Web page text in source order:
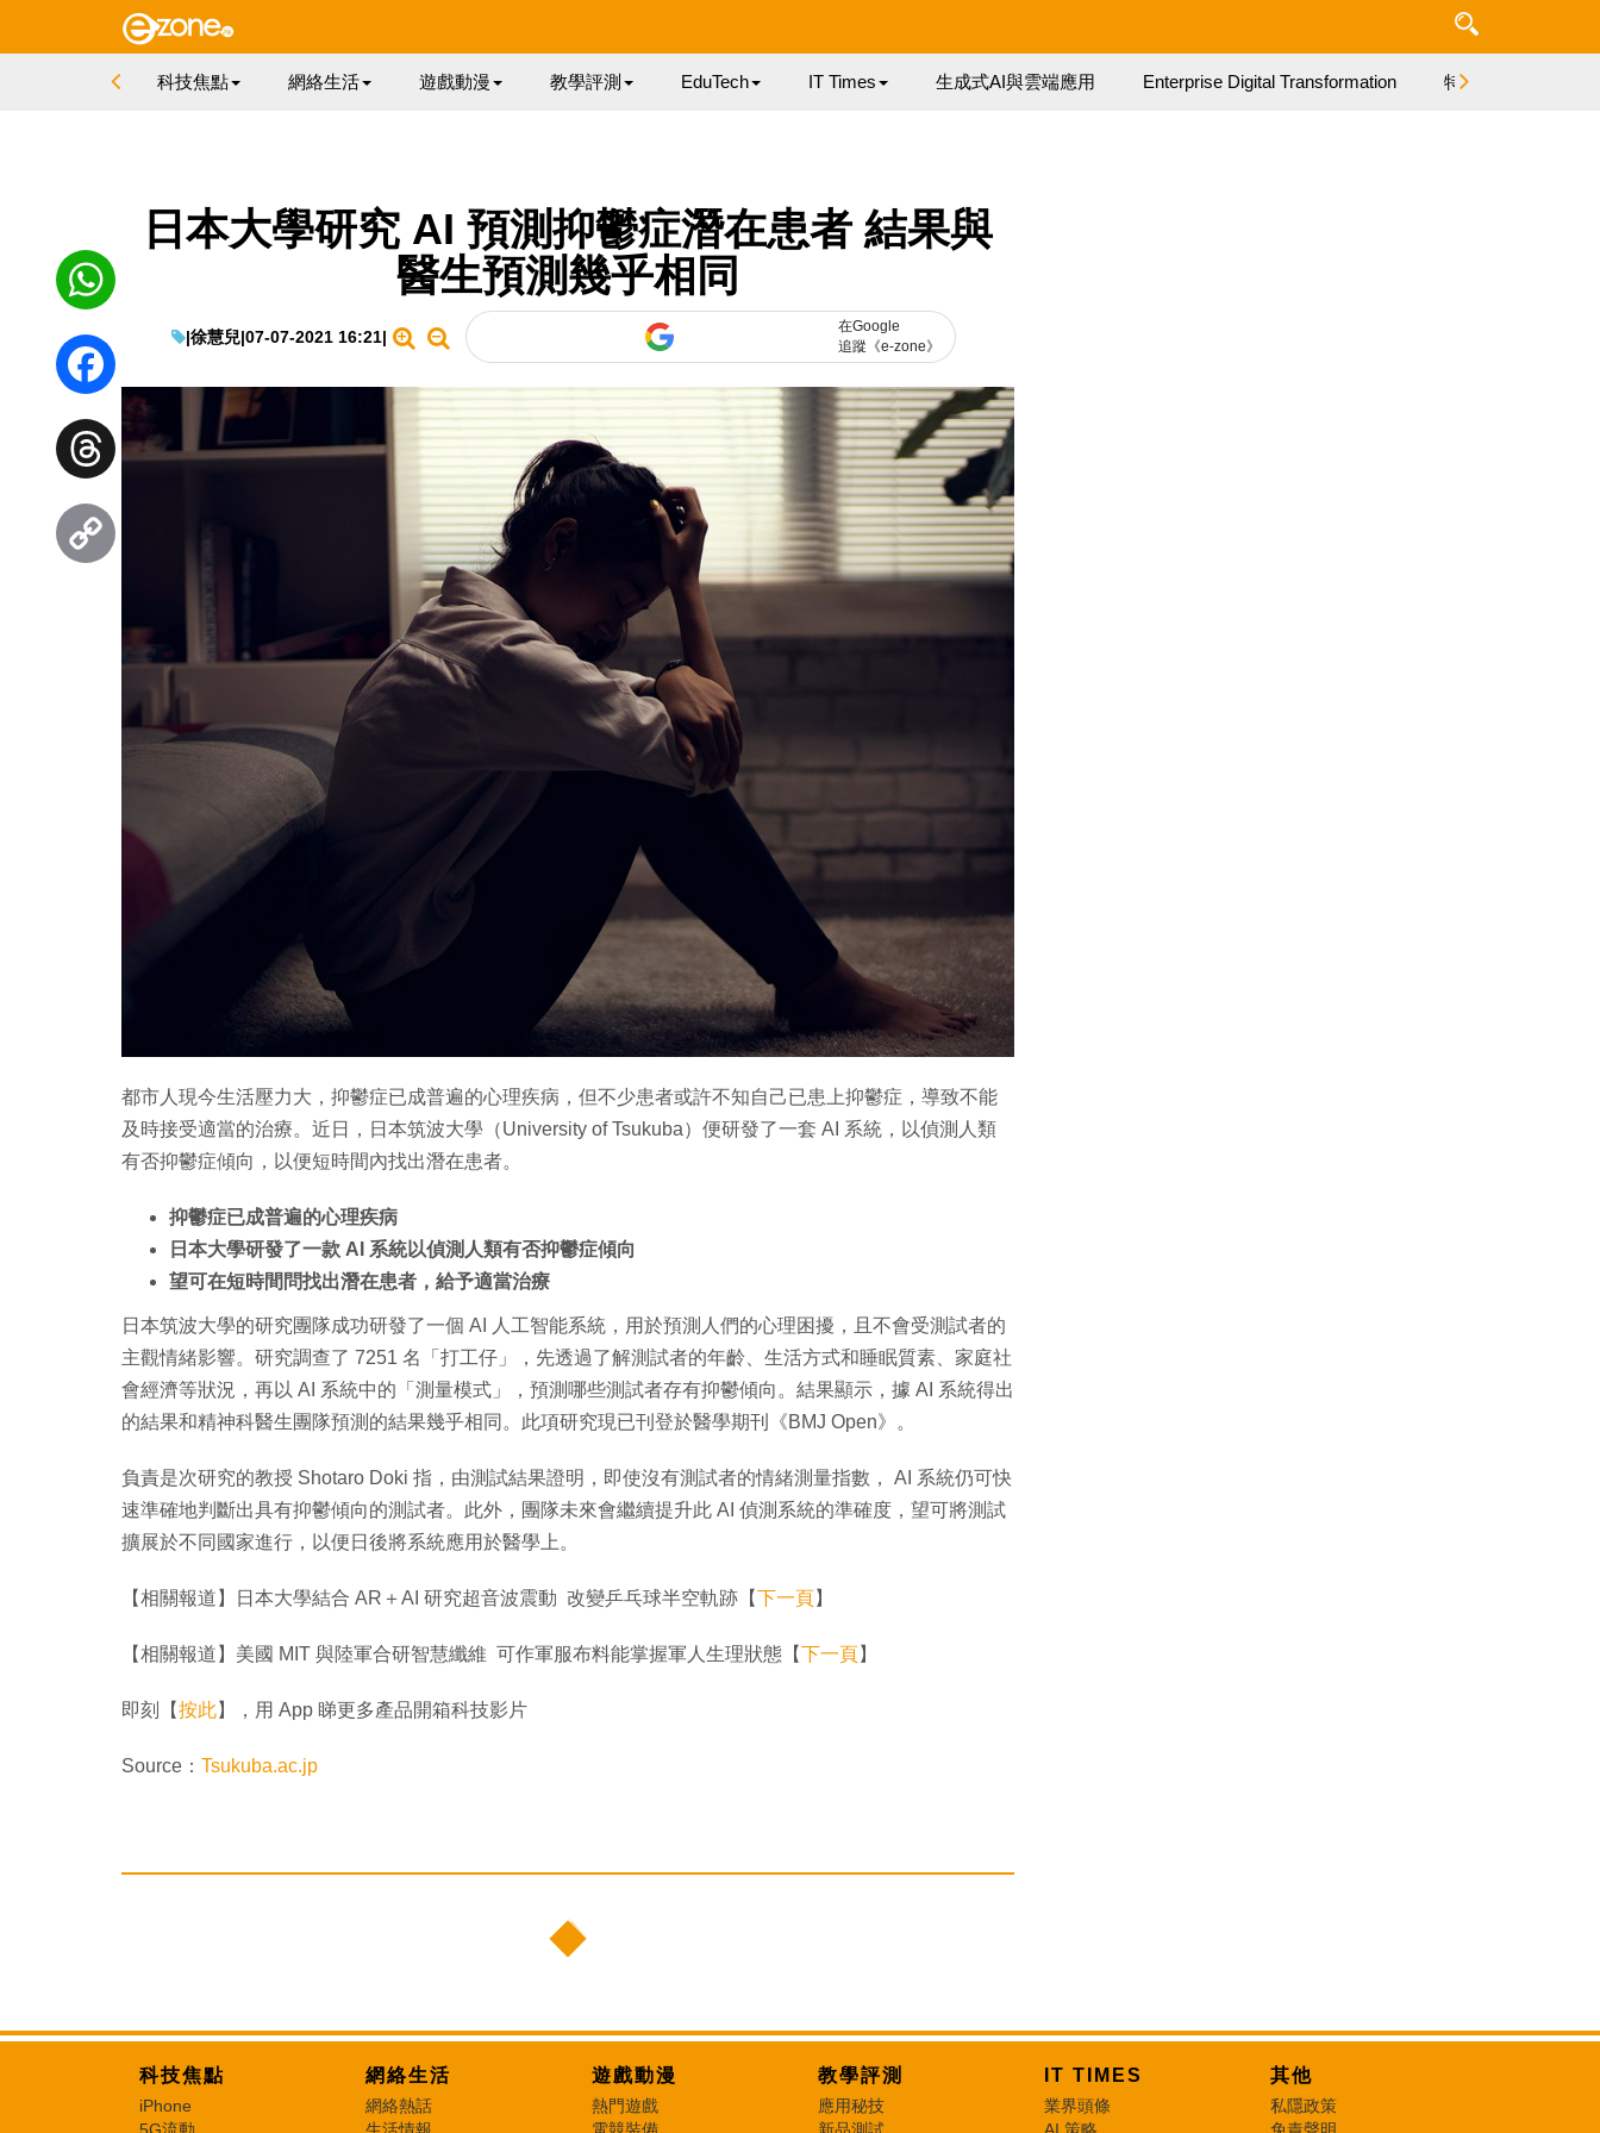
科技焦點 網絡生活 遊戲動漫 教學評測 EduTech IT Times 生成式AI與雲端應用 Enterprise Digital Transformation 特集
日本大學研究 AI 預測抑鬱症潛在患者 結果與
醫生預測幾乎相同
|徐慧兒|07-07-2021 16:21|
在Google
追蹤《e-zone》
都市人現今生活壓力大，抑鬱症已成普遍的心理疾病，但不少患者或許不知自己已患上抑鬱症，導致不能
及時接受適當的治療。近日，日本筑波大學（University of Tsukuba）便研發了一套 AI 系統，以偵測人類
有否抑鬱症傾向，以便短時間內找出潛在患者。
抑鬱症已成普遍的心理疾病
日本大學研發了一款 AI 系統以偵測人類有否抑鬱症傾向
望可在短時間問找出潛在患者，給予適當治療
日本筑波大學的研究團隊成功研發了一個 AI 人工智能系統，用於預測人們的心理困擾，且不會受測試者的
主觀情緒影響。研究調查了 7251 名「打工仔」，先透過了解測試者的年齡、生活方式和睡眠質素、家庭社
會經濟等狀況，再以 AI 系統中的「測量模式」，預測哪些測試者存有抑鬱傾向。結果顯示，據 AI 系統得出
的結果和精神科醫生團隊預測的結果幾乎相同。此項研究現已刊登於醫學期刊《BMJ Open》。
負責是次研究的教授 Shotaro Doki 指，由測試結果證明，即使沒有測試者的情緒測量指數， AI 系統仍可快
速準確地判斷出具有抑鬱傾向的測試者。此外，團隊未來會繼續提升此 AI 偵測系統的準確度，望可將測試
擴展於不同國家進行，以便日後將系統應用於醫學上。
【相關報道】日本大學結合 AR＋AI 研究超音波震動 改變乒乓球半空軌跡【下一頁】
【相關報道】美國 MIT 與陸軍合研智慧纖維 可作軍服布料能掌握軍人生理狀態【下一頁】
即刻【按此】，用 App 睇更多產品開箱科技影片
Source： Tsukuba.ac.jp
WhatsApp
Facebook
Threads
科技焦點
iPhone
網絡生活
網絡熱話
遊戲動漫
熱門遊戲
教學評測
應用秘技
IT TIMES
業界頭條
其他
私隱政策